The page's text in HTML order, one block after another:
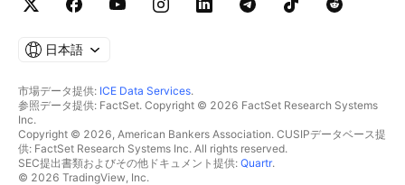
日本語
市場データ提供: ICE Data Services.
参照データ提供: FactSet. Copyright © 2026 FactSet Research Systems
Inc.
Copyright © 2026, American Bankers Association. CUSIPデータベース提
供: FactSet Research Systems Inc. All rights reserved.
SEC提出書類およびその他ドキュメント提供: Quartr.
© 2026 TradingView, Inc.